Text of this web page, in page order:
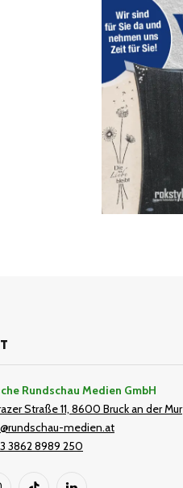
Rundschau Medien GmbH
Straße 11, 8600 Bruck an der Mur
medien.at
3862 8989 250